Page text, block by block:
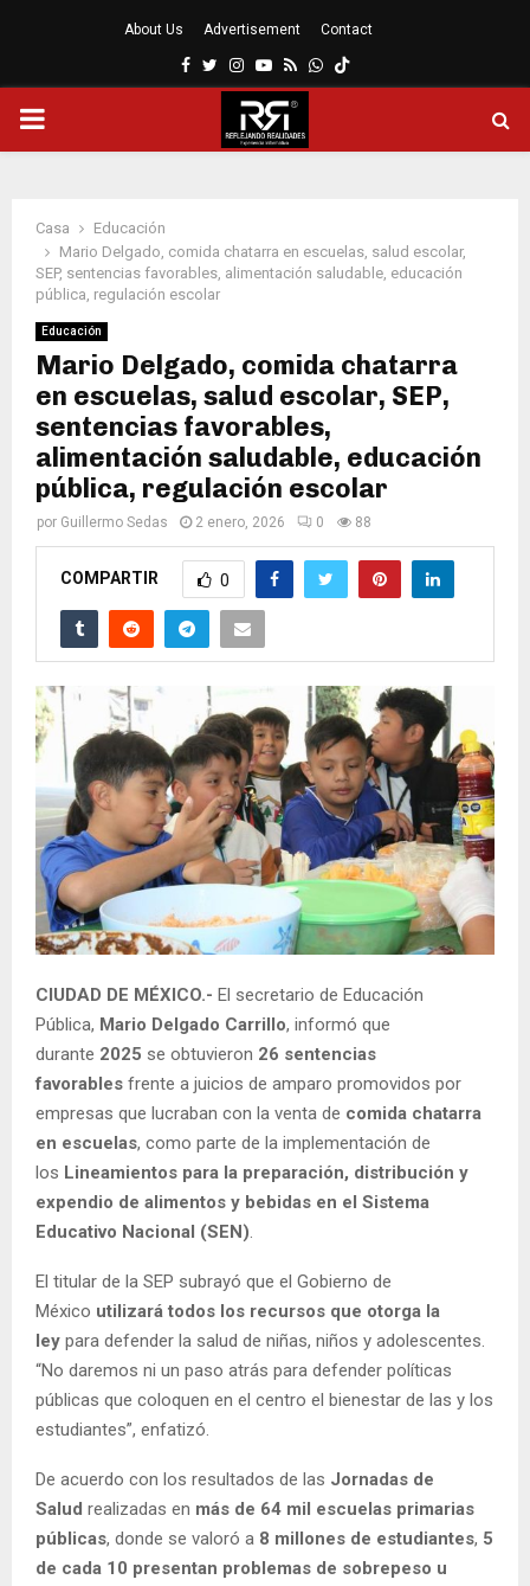
About Us Advertisement Contact
Facebook
Twitter
Instagram
Youtube
RssWhatsapp
MENÚ
Casa
Educación
Mario Delgado, comida chatarra en escuelas, salud escolar,
SEP, sentencias favorables, alimentación saludable, educación
pública, regulación escolar
Educación
Mario Delgado, comida chatarra
en escuelas, salud escolar, SEP,
sentencias favorables,
alimentación saludable, educación
pública, regulación escolar
por Guillermo Sedas 2 enero, 2026 0 88
COMPARTIR 0
CIUDAD DE MÉXICO.- El secretario de Educación
Pública, Mario Delgado Carrillo, informó que
durante 2025 se obtuvieron 26 sentencias
favorables frente a juicios de amparo promovidos por
empresas que lucraban con la venta de comida chatarra
en escuelas, como parte de la implementación de
los Lineamientos para la preparación, distribución y
expendio de alimentos y bebidas en el Sistema
Educativo Nacional (SEN).
El titular de la SEP subrayó que el Gobierno de
México utilizará todos los recursos que otorga la
ley para defender la salud de niñas, niños y adolescentes.
“No daremos ni un paso atrás para defender políticas
públicas que coloquen en el centro el bienestar de las y los
estudiantes”, enfatizó.
De acuerdo con los resultados de las Jornadas de
Salud realizadas en más de 64 mil escuelas primarias
públicas, donde se valoró a 8 millones de estudiantes, 5
de cada 10 presentan problemas de sobrepeso u